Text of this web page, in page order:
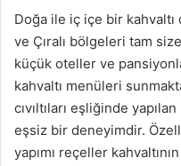
Doğa ile iç içe bir kahvaltı
ve Çıralı bölgeleri tam
küçük oteller ve
kahvaltı menüleri
cıvıltıları eşliğinde
eşsiz bir deneyimdir.
yapımı reçeller